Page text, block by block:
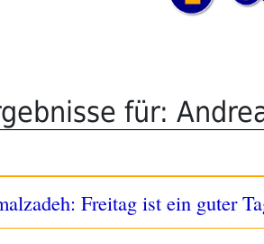
für:
Freitag ist ein guter